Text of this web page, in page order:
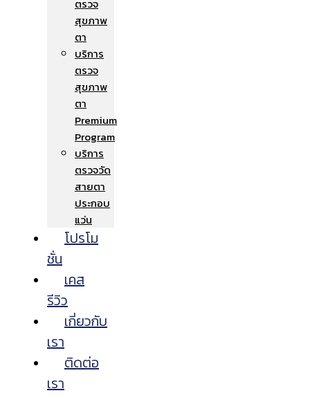
ตรวจ
สุขภาพ
ตา
บริการ
ตรวจ
สุขภาพ
ตา
Premium
Program
บริการ
ตรวจวัด
สายตา
ประกอบ
แว่น
โปรโม
ชั่น
เคส
รีวิว
เกี่ยวกับ
เรา
ติดต่อ
เรา